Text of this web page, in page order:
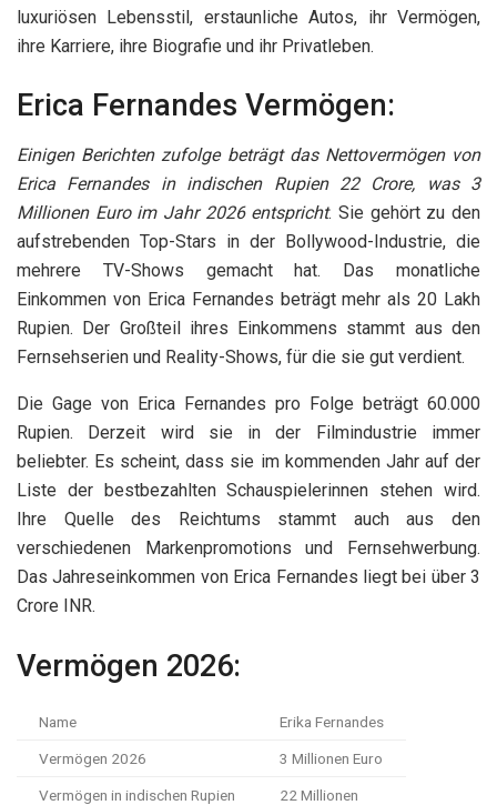
luxuriösen Lebensstil, erstaunliche Autos, ihr Vermögen,
ihre Karriere, ihre Biografie und ihr Privatleben.
Erica Fernandes Vermögen:
Einigen Berichten zufolge beträgt das Nettovermögen von
Erica Fernandes in indischen Rupien 22 Crore, was 3
Millionen Euro im Jahr 2026 entspricht. Sie gehört zu den
aufstrebenden Top-Stars in der Bollywood-Industrie, die
mehrere TV-Shows gemacht hat. Das monatliche
Einkommen von Erica Fernandes beträgt mehr als 20 Lakh
Rupien. Der Großteil ihres Einkommens stammt aus den
Fernsehserien und Reality-Shows, für die sie gut verdient.
Die Gage von Erica Fernandes pro Folge beträgt 60.000
Rupien. Derzeit wird sie in der Filmindustrie immer
beliebter. Es scheint, dass sie im kommenden Jahr auf der
Liste der bestbezahlten Schauspielerinnen stehen wird.
Ihre Quelle des Reichtums stammt auch aus den
verschiedenen Markenpromotions und Fernsehwerbung.
Das Jahreseinkommen von Erica Fernandes liegt bei über 3
Crore INR.
Vermögen 2026:
Name Erika Fernandes
Vermögen 2026 3 Millionen Euro
Vermögen in indischen Rupien 22 Millionen